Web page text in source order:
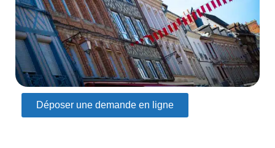
Déposer une demande en ligne